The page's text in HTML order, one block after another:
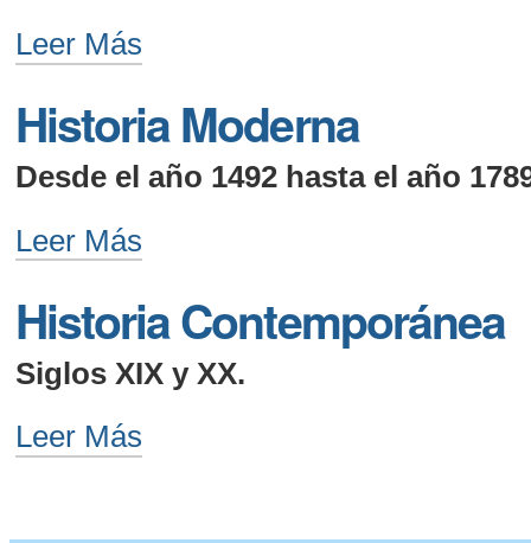
Historia
-
Leer Más
Historia Moderna
Desde el año 1492 hasta el año
Historia
-
Leer Más
Historia Contemporánea
Siglos XIX y XX.
Historia
Leer Más